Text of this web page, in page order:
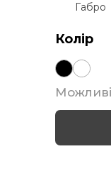
Габро
Колір
Можливі